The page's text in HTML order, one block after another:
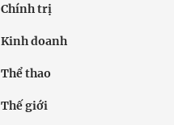
Chính trị
Kinh doanh
Thể thao
Thế giới